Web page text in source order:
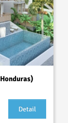
Detail